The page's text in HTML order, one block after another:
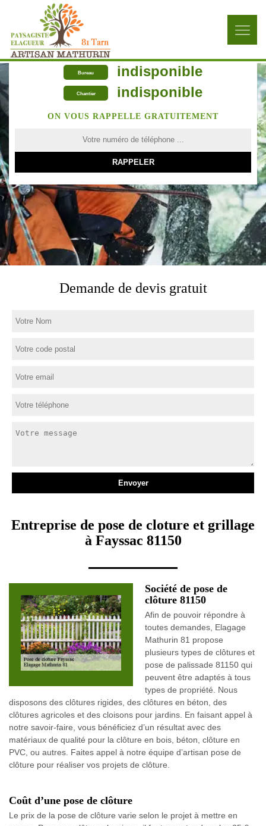
Bureau indisponible
Chantier indisponible
ON VOUS RAPPELLE GRATUITEMENT
Demande de devis gratuit
Entreprise de pose de cloture et grillage
à Fayssac 81150
Société de pose de
clôture 81150
Afin de pouvoir répondre à
toutes demandes, Elagage
Mathurin 81 propose
plusieurs types de clôtures et
pose de palissade 81150 qui
peuvent être adaptés à tous
types de propriété. Nous
disposons des clôtures rigides, des clôtures en béton, des
clôtures agricoles et des cloisons pour jardins. En faisant appel à
notre savoir-faire, vous bénéficiez d’un résultat avec des
matériaux de qualité pour la clôture en bois, béton, clôture en
PVC, ou autres. Faites appel à notre équipe d’artisan pose de
clôture pour réaliser vos projets de clôture.
Coût d’une pose de clôture
Le prix de la pose de clôture varie selon le projet à mettre en